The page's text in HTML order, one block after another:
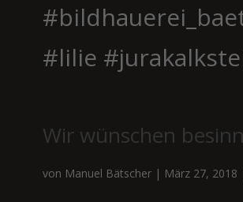
#lilie
Wir wünschen
von Manuel Bätscher | März 27, 2018